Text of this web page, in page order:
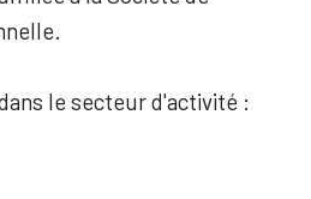
le secteur d'activité :